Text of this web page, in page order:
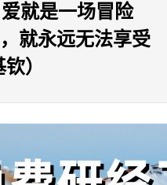
就是一场冒险
就永远无法享受
）